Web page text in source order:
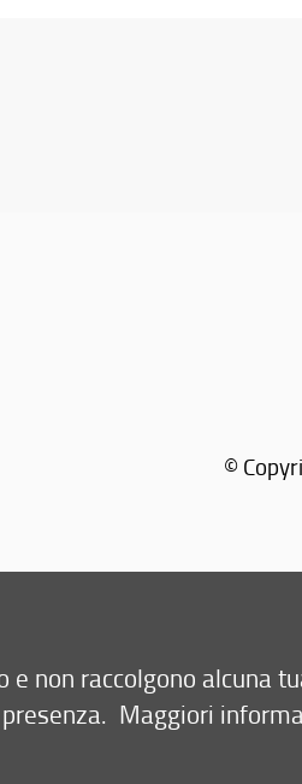
©
non raccolgono alcuna
Maggiori